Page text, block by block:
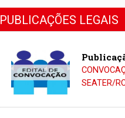
PUBLICAÇÕES LEGAIS
SEATER/